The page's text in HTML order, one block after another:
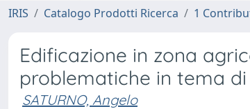
IRIS Catalogo Prodotti Ricerca 1
Edificazione in zona
problematiche in tema
SATURNO, Angelo